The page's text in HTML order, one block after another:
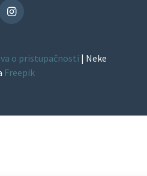
Instagram
o pristupačnosti | Neke
Freepik